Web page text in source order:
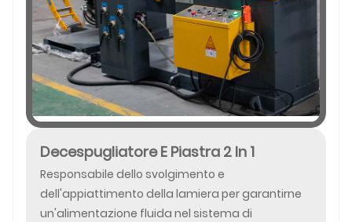
Decespugliatore E Piastra 2 In 1
Responsabile dello svolgimento e
dell'appiattimento della lamiera per garantirne
un'alimentazione fluida nel sistema di